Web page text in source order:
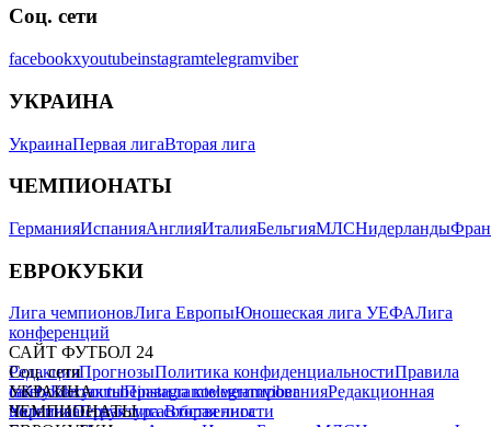
Соц. сети
facebookxyoutubeinstagramtelegramviber
УКРАИНА
УкраинаПервая лигаВторая лига
ЧЕМПИОНАТЫ
ГерманияИспанияАнглияИталияБельгияМЛСНидерланды
ЕВРОКУБКИ
Лига чемпионовЛига ЕвропыЮношеская лига УЕФАЛига
конференций
САЙТ ФУТБОЛ 24
РедакцияПрогнозыПолитика конфиденциальностиПравила
сайтуКонтактыПравила комментированияРедакционная
политикаСтруктура собственности
Соц. сети
facebookxyoutubeinstagramtelegramviber
УКРАИНА
УкраинаПервая лигаВторая лига
ЧЕМПИОНАТЫ